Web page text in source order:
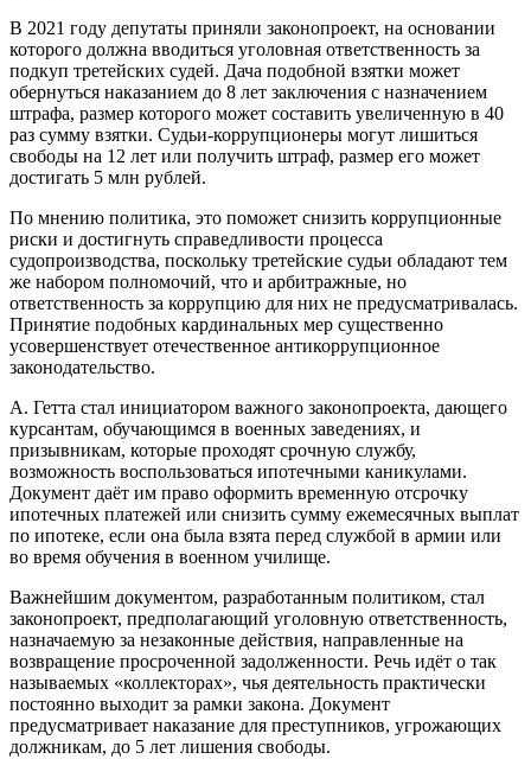
В 2021 году депутаты приняли законопроект, на основании
которого должна вводиться уголовная ответственность за
подкуп третейских судей. Дача подобной взятки может
обернуться наказанием до 8 лет заключения с назначением
штрафа, размер которого может составить увеличенную в 40
раз сумму взятки. Судьи-коррупционеры могут лишиться
свободы на 12 лет или получить штраф, размер его может
достигать 5 млн рублей.
По мнению политика, это поможет снизить коррупционные
риски и достигнуть справедливости процесса
судопроизводства, поскольку третейские судьи обладают тем
же набором полномочий, что и арбитражные, но
ответственность за коррупцию для них не предусматривалась.
Принятие подобных кардинальных мер существенно
усовершенствует отечественное антикоррупционное
законодательство.
А. Гетта стал инициатором важного законопроекта, дающего
курсантам, обучающимся в военных заведениях, и
призывникам, которые проходят срочную службу,
возможность воспользоваться ипотечными каникулами.
Документ даёт им право оформить временную отсрочку
ипотечных платежей или снизить сумму ежемесячных выплат
по ипотеке, если она была взята перед службой в армии или
во время обучения в военном училище.
Важнейшим документом, разработанным политиком, стал
законопроект, предполагающий уголовную ответственность,
назначаемую за незаконные действия, направленные на
возвращение просроченной задолженности. Речь идёт о так
называемых «коллекторах», чья деятельность практически
постоянно выходит за рамки закона. Документ
предусматривает наказание для преступников, угрожающих
должникам, до 5 лет лишения свободы.